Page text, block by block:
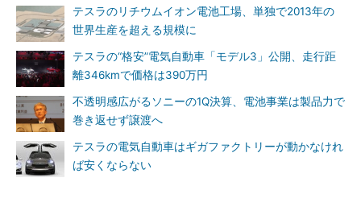
テスラのリチウムイオン電池工場、単独で2013年の
世界生産を超える規模に
テスラの“格安”電気自動車「モデル3」公開、走行距
離346kmで価格は390万円
不透明感広がるソニーの1Q決算、電池事業は製品力で
巻き返せず譲渡へ
テスラの電気自動車はギガファクトリーが動かなけれ
ば安くならない